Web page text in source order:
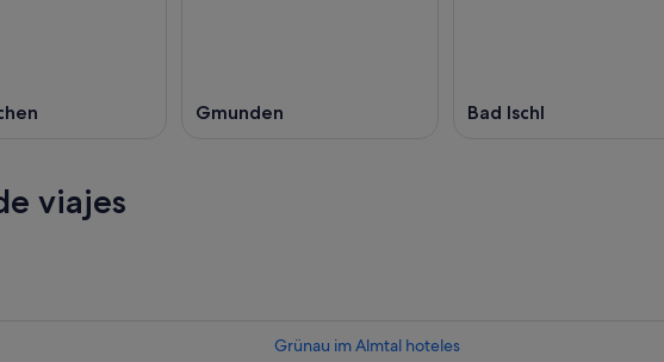
Gmunden Bad Ischl
viajes
Grünau im Almtal hoteles